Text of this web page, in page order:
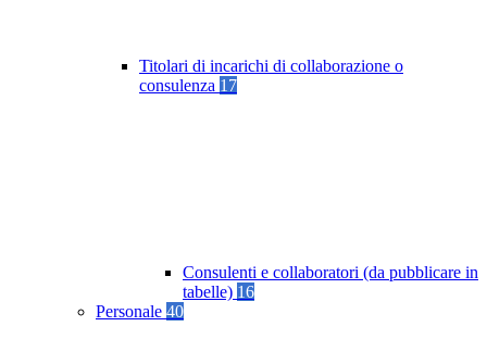
Titolari di incarichi di collaborazione o
consulenza 17
Consulenti e collaboratori (da pubblicare in
tabelle) 16
Personale 40